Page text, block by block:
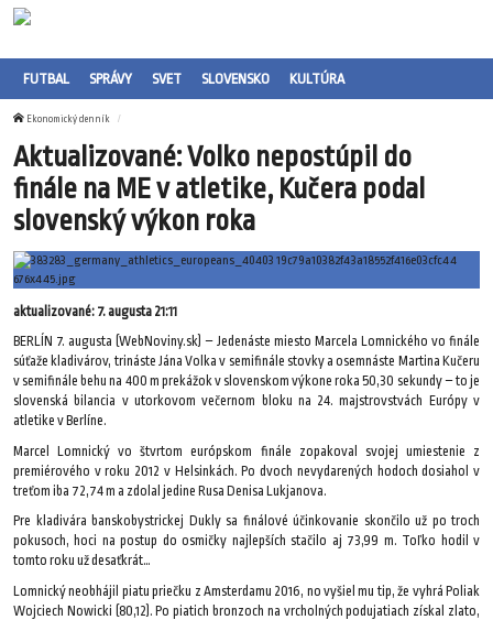
FUTBAL SPRÁVY SVET SLOVENSKO KULTÚRA
Ekonomický denník
Aktualizované: Volko nepostúpil do
finále na ME v atletike, Kučera podal
slovenský výkon roka
aktualizované: 7. augusta 21:11
BERLÍN 7. augusta (WebNoviny.sk) – Jedenáste miesto Marcela Lomnického vo finále
súťaže kladivárov, trináste Jána Volka v semifinále stovky a osemnáste Martina Kučeru
v semifinále behu na 400 m prekážok v slovenskom výkone roka 50,30 sekundy – to je
slovenská bilancia v utorkovom večernom bloku na 24. majstrovstvách Európy v
atletike v Berlíne.
Marcel Lomnický vo štvrtom európskom finále zopakoval svojej umiestenie z
premiérového v roku 2012 v Helsinkách. Po dvoch nevydarených hodoch dosiahol v
treťom iba 72,74 m a zdolal jedine Rusa Denisa Lukjanova.
Pre kladivára banskobystrickej Dukly sa finálové účinkovanie skončilo už po troch
pokusoch, hoci na postup do osmičky najlepších stačilo aj 73,99 m. Toľko hodil v
tomto roku už desaťkrát…
Lomnický neobhájil piatu priečku z Amsterdamu 2016, no vyšiel mu tip, že vyhrá Poliak
Wojciech Nowicki (80,12). Po piatich bronzoch na vrcholných podujatiach získal zlato,